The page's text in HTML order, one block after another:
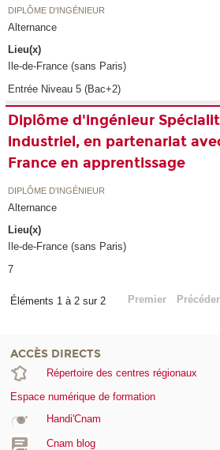
DIPLÔME D'INGÉNIEUR
Alternance
Lieu(x)
Ile-de-France (sans Paris)
Entrée Niveau 5 (Bac+2)
Diplôme d'ingénieur
industriel, en partenariat
France en apprentissage
DIPLÔME D'INGÉNIEUR
Alternance
Lieu(x)
Ile-de-France (sans Paris)
7
Éléments 1 à 2 sur 2 Premier
ACCÈS DIRECTS
Répertoire des centres régionaux
Espace numérique de formation
Handi'Cnam
Cnam blog